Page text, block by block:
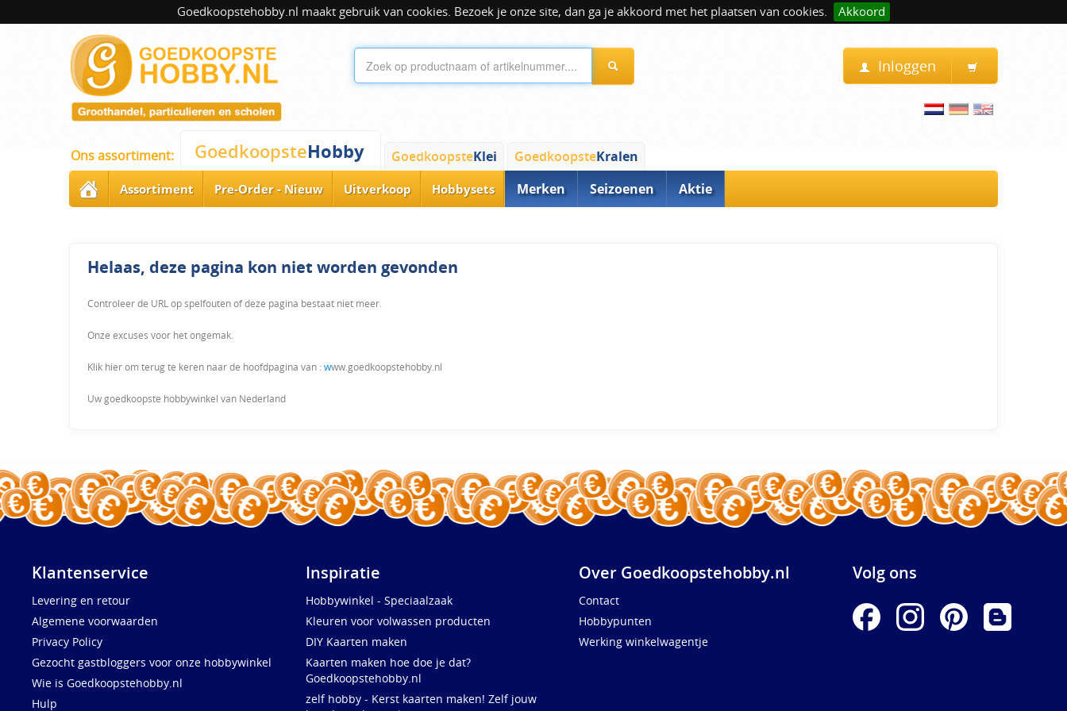
Goedkoopstehobby.nl maakt gebruik van cookies. Bezoek je onze site, dan ga je akkoord met het plaatsen van cookies. Akkoord
Inloggen
Ons assortiment: GoedkoopsteHobby GoedkoopsteKlei GoedkoopsteKralen
Assortiment Pre-Order - Nieuw Uitverkoop Hobbysets Merken Seizoenen Aktie
Helaas, deze pagina kon niet worden gevonden
Controleer de URL op spelfouten of deze pagina bestaat niet meer.
Onze excuses voor het ongemak.
Klik hier om terug te keren naar de hoofdpagina van : www.goedkoopstehobby.nl
Uw goedkoopste hobbywinkel van Nederland
Klantenservice
Levering en retour
Algemene voorwaarden
Privacy Policy
Gezocht gastbloggers voor onze hobbywinkel
Wie is Goedkoopstehobby.nl
Hulp
Inspiratie
Hobbywinkel - Speciaalzaak
Kleuren voor volwassen producten
DIY Kaarten maken
Kaarten maken hoe doe je dat?
Goedkoopstehobby.nl
zelf hobby - Kerst kaarten maken! Zelf jouw
Over Goedkoopstehobby.nl
Contact
Hobbypunten
Werking winkelwagentje
Volg ons